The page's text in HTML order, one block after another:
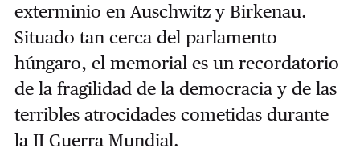
exterminio en Auschwitz y Birkenau.
Situado tan cerca del parlamento
húngaro, el memorial es un recordatorio
de la fragilidad de la democracia y de las
terribles atrocidades cometidas durante
la II Guerra Mundial.